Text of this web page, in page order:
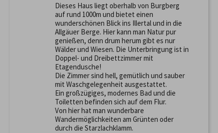
Dieses Haus liegt oberhalb von Burgberg
auf rund 1000m und bietet einen
wunderschönen Blick ins Illertal und in die
Allgäuer Berge. Hier kann man Natur pur
genießen, denn drum herum gibt es nur
Wälder und Wiesen. Die Unterbringung ist in
Doppel- und Dreibettzimmer mit
Etagendusche!
Die Zimmer sind hell, gemütlich und sauber
mit Waschgelegenheit ausgestattet.
Ein großzügiges, modernes Bad und die
Toiletten befinden sich auf dem Flur.
Von hier hat man wunderbare
Wandermöglichkeiten am Grünten oder
durch die Starzlachklamm.